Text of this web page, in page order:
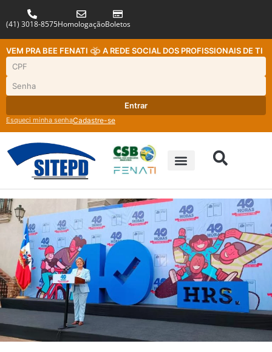
(41) 3018-8575HomologaçãoBoletos
VEM PRA BEE FENATI A REDE SOCIAL DOS PROFISSIONAIS DE TI
Entrar
Esqueci minha senhaCadastre-se